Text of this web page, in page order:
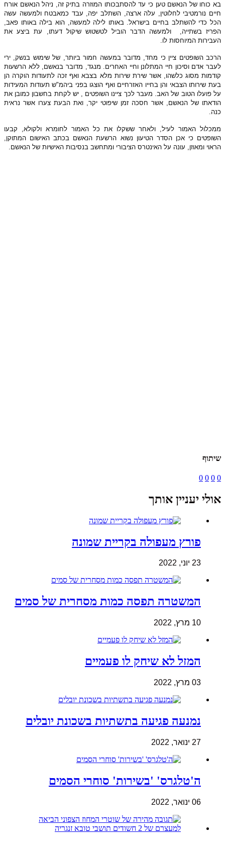
בא כוחו של הנאשם טען כי עד להסתבכותו המוזרה בתיק זה, ניהל הנאשם אורח
חיים נורמטיבי לחלוטין, עלה ארצה, השתלב יפה, עבד כמאבטח ולמעשה עשה
הכל כדי להשתלב בחיים בישראל. באותו לילה למעשה, הוא בילה באותו פאב,
הפריז בשתייה, ולמעשה הדבר הוביל לטשטוש שיקול דעתו, עת ביצע את
העבירות המיוחסות לו.
הרכב השופטים ציין כי מחד, מדובר במעשה חמור ביותר, של שימוש בנשק, ירי
לעבר אדם וסיכון חיי המתלונן וחיי האחרים. מנגד, מדובר בנאשם, ללא הרשעות
קודמות מסוג כלשהו, אשר שירת שירות מלא בצבא ואף זכה לתעודות הוקרה הן
בעת שירותו הצבאי והן בחייו האזרחיים ואף הוצגו בפני ביהמ"ש תעודות המעידות
על פועלו הטוב של האב. מעבר לכך ציינו השופטים , יש לקחת בחשבון כמובן את
הודאתו של הנאשם, אשר חסכה זמן שיפוטי יקר, ואת הבעת צערו אשר נראית
כנה.
ממכלול האמור לעיל, ולאחר ששקלו את כל האמור לחומרא ולקולא, קבעו
השופטים כי אכן הסדר הטיעון נשוא הרשעת הנאשם בכתב האישום המתוקן,
הראוי ומאוזן, עונה על האינטרס הציבורי ומתחשב בנסיבות האישיות של הנאשם.
שיתוף
0
0
0
0
אולי יעניין אותך
פורץ מעפולה בקריית שמונה
23 יוני, 2022
המשטרה תפסה כמות מסחרית של סמים
10 מרץ, 2022
המזל לא שיחק לו פעמיים
03 מרץ, 2022
נמנעה פגיעה בתשתיות בשכונת יובלים
27 ינואר, 2022
ה'טלגרס' 'בשירות' סוחרי הסמים
06 ינואר, 2022